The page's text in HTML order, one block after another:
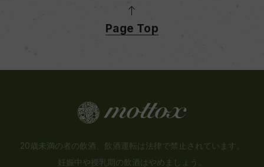
Page Top
20歳未満の者の飲酒、飲酒運転は法律で禁止されています。
妊娠中や授乳期の飲酒はやめましょう。